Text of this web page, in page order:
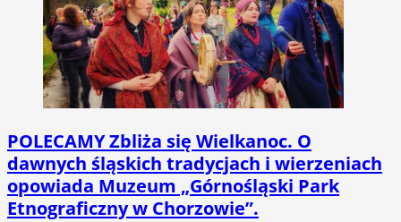
POLECAMYZbliża się Wielkanoc. O
dawnych śląskich tradycjach i wierzeniach
opowiada Muzeum „Górnośląski Park
Etnograficzny w Chorzowie”.